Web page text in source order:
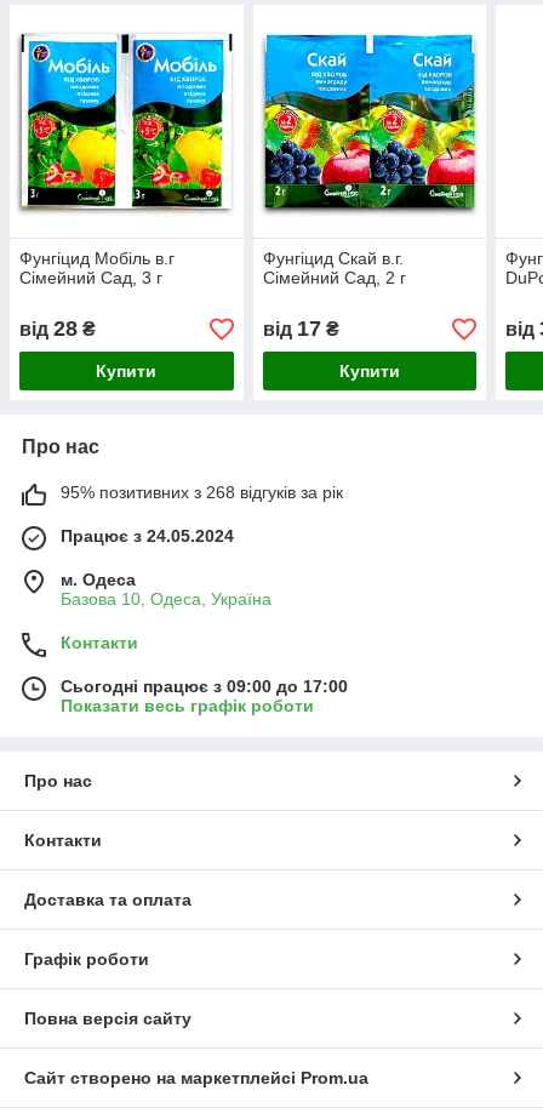
Фунгіцид Мобіль в.г
Сімейний Сад, 3 г
від 28 ₴
Купити
Фунгіцид Скай в.г.
Сімейний Сад, 2 г
від 17₴
Купити
від
Про нас
95% позитивних з 268 відгуків за рік
Працює з 24.05.2024
м. Одеса
Базова 10, Одеса, Україна
Контакти
Сьогодні працює з 09:00 до 17:00
Показати весь графік роботи
Про нас
Контакти
Доставка та оплата
Графік роботи
Повна версія сайту
Сайт створено на маркетплейсі Prom.ua